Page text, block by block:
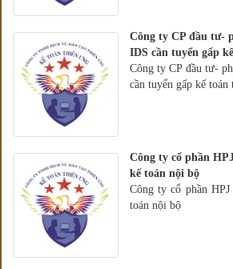
Công ty CP đầu tư-
IDS cần tuyển gấp
Công ty CP đầu tư-
cần tuyển gấp kế toán
Công ty cổ phần
kế toán nội bộ
Công ty cổ phần
toán nội bộ